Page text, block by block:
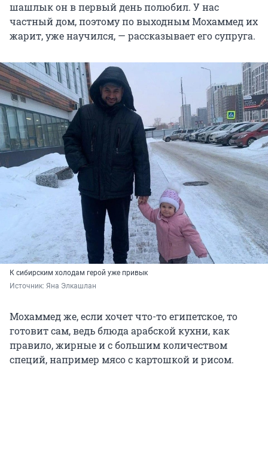
шашлык он в первый день полюбил. У нас
частный дом, поэтому по выходным Мохаммед их
жарит, уже научился, — рассказывает его супруга.
К сибирским холодам герой уже привык
Источник: Яна Элкашлан
Мохаммед же, если хочет что-то египетское, то
готовит сам, ведь блюда арабской кухни, как
правило, жирные и с большим количеством
специй, например мясо с картошкой и рисом.